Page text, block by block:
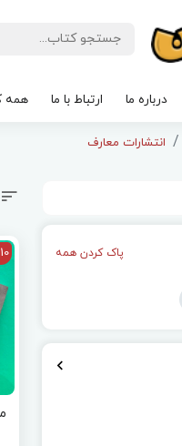
درباره ما ارتباط با ما همه
انتشارات معارف
پاک کردن همه